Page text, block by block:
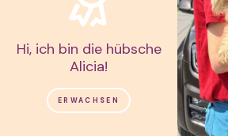
Hi, ich bin die hübsche
Alicia!
ERWACHSEN